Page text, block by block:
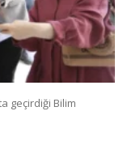
geçirdiği Bilim